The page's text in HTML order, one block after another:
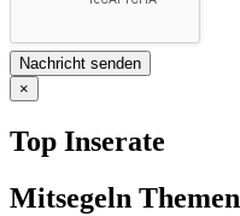
×
Top Inserate
Mitsegeln Themen